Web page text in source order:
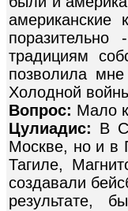
традициям
позволила
Холодной
Вопрос: Мало
Цулиадис: В
Москве, но и в
Тагиле,
создавали
результате,